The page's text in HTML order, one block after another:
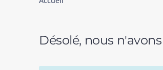
Désolé, nous